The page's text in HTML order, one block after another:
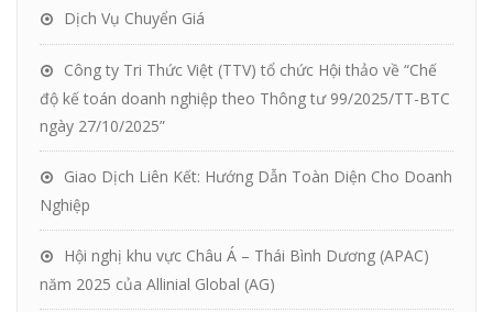
Dịch Vụ Chuyển Giá
Công ty Tri Thức Việt (TTV) tổ chức Hội thảo về “Chế
độ kế toán doanh nghiệp theo Thông tư 99/2025/TT-BTC
ngày 27/10/2025”
Giao Dịch Liên Kết: Hướng Dẫn Toàn Diện Cho Doanh
Nghiệp
Hội nghị khu vực Châu Á – Thái Bình Dương (APAC)
năm 2025 của Allinial Global (AG)